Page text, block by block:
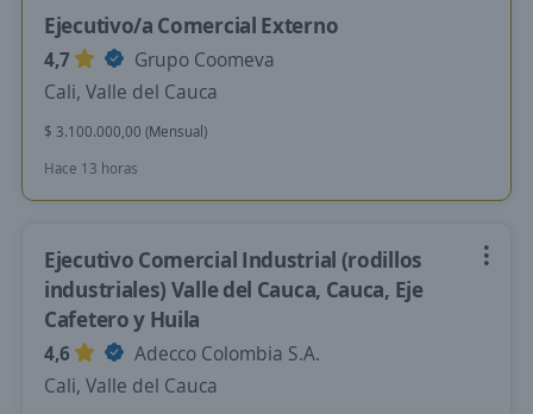
Ejecutivo/a Comercial Externo
4,7
Grupo Coomeva
Cali, Valle del Cauca
$ 3.100.000,00 (Mensual)
Hace 13 horas
Ejecutivo Comercial Industrial (rodillos
industriales) Valle del Cauca, Cauca, Eje
Cafetero y Huila
4,6
Adecco Colombia S.A.
Cali, Valle del Cauca